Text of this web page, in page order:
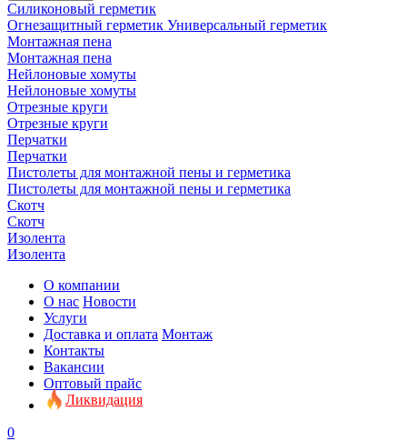
Силиконовый герметик
Огнезащитный герметик Универсальный герметик
Монтажная пена
Монтажная пена
Нейлоновые хомуты
Нейлоновые хомуты
Отрезные круги
Отрезные круги
Перчатки
Перчатки
Пистолеты для монтажной пены и герметика
Пистолеты для монтажной пены и герметика
Скотч
Скотч
Изолента
Изолента
О компании
О нас Новости
Услуги
Доставка и оплата Монтаж
Контакты
Вакансии
Оптовый прайс
Ликвидация
0